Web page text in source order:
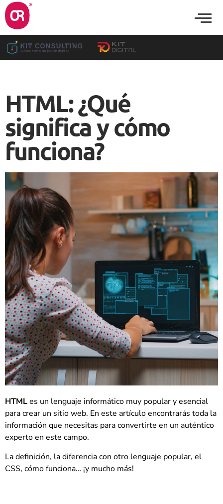
HTML: ¿Qué
significa y cómo
funciona?
HTMLes un lenguaje informático muy popular y esencial
para crear un sitio web. En este artículo encontrarás toda la
información que necesitas para convertirte en un auténtico
experto en este campo.
La definición, la diferencia con otro lenguaje popular, el
CSS, cómo funciona… ¡y mucho más!